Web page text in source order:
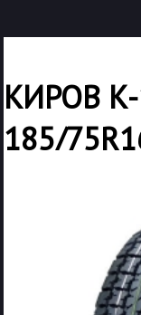
КИРОВ
185/